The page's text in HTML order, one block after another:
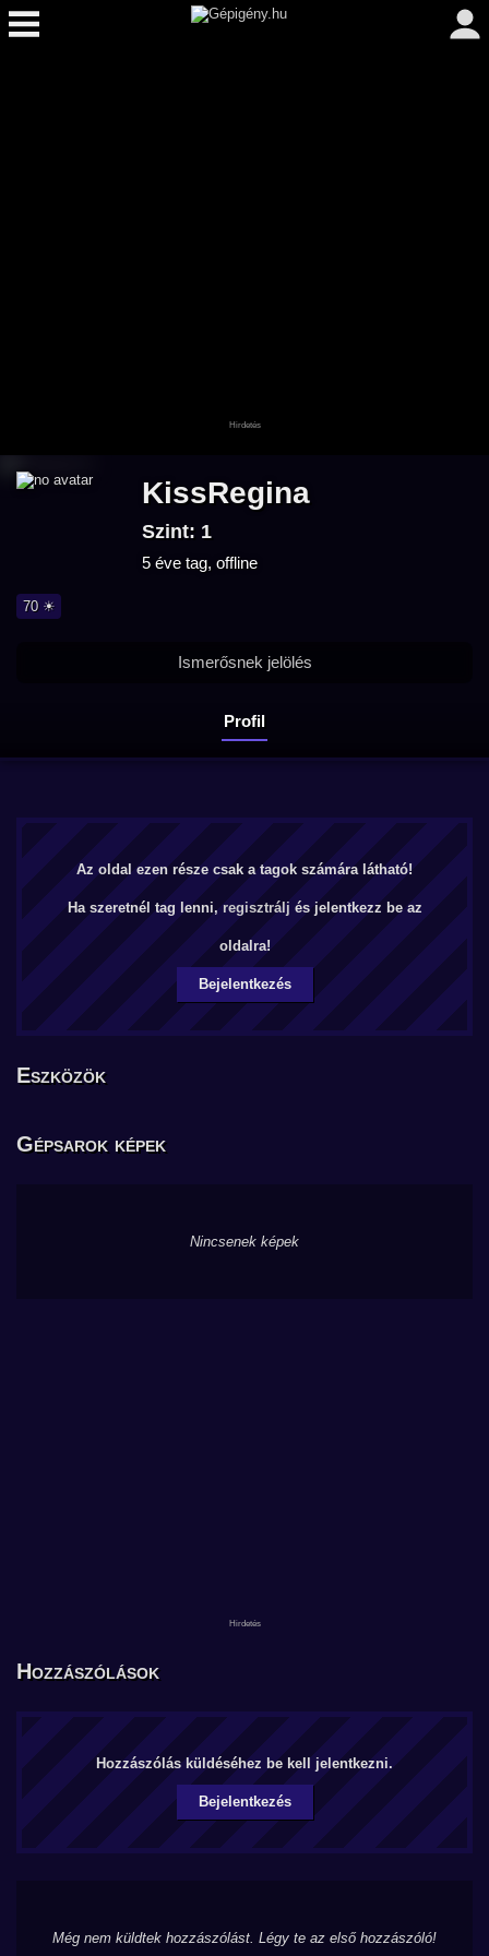
KissRegina
Szint: 1
5 éve tag, offline
70 ☀
Profil
Ismerősnek jelölés
Az oldal ezen része csak a tagok számára látható!
Ha szeretnél tag lenni, regisztrálj és jelentkezz be az
oldalra!
Bejelentkezés
Eszközök
Gépsarok képek
Nincsenek képek
Hozzászólások
Hozzászólás küldéséhez be kell jelentkezni.
Bejelentkezés
Még nem küldtek hozzászólást. Légy te az első hozzászóló!